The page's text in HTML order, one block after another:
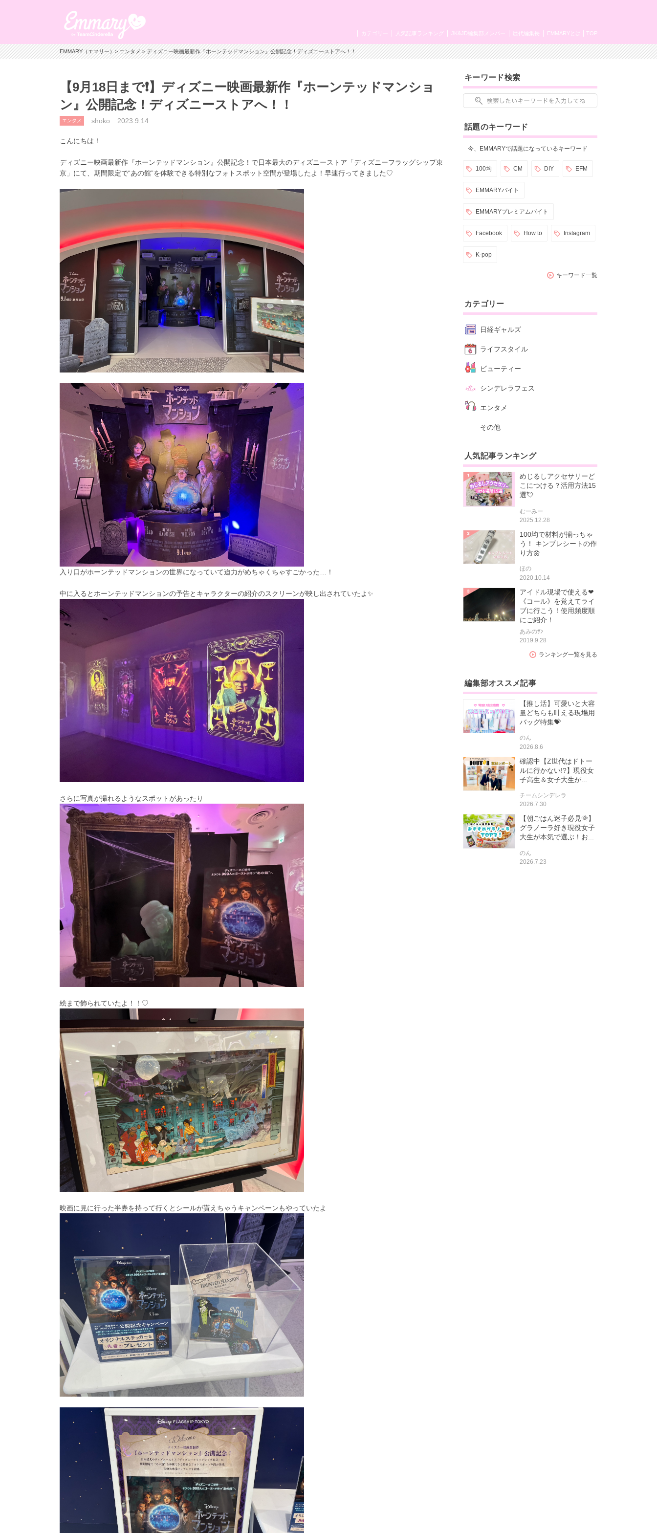
TOP
EMMARYとは
歴代編集長
JK&JD編集部メンバー
人気記事ランキング
カテゴリー
EMMARY（エマリー）>エンタメ> ディズニー映画最新作『ホーンテッドマンション』公開記念！ディズニーストアへ！！
【9月18日まで❗】ディズニー映画最新作『ホーンテッドマンショ
ン』公開記念！ディズニーストアへ！！
エンタメ shoko 2023.9.14
こんにちは！
ディズニー映画最新作『ホーンテッドマンション』公開記念！で日本最大のディズニーストア「ディズニーフラッグシップ東
京」にて、期間限定で“あの館”を体験できる特別なフォトスポット空間が登場したよ！早速行ってきました♡
入り口がホーンテッドマンションの世界になっていて迫力がめちゃくちゃすごかった…！
中に入るとホーンテッドマンションの予告とキャラクターの紹介のスクリーンが映し出されていたよ✨
さらに写真が撮れるようなスポットがあったり
絵まで飾られていたよ！！♡
映画に見に行った半券を持って行くとシールが貰えちゃうキャンペーンもやっていたよ
キーワード検索
話題のキーワード
今、EMMARYで話題になっているキーワード
100均 CM DIY EFM
EMMARYバイト
EMMARYプレミアムバイト
Facebook How to Instagram
K-pop
キーワード一覧
カテゴリー
日経ギャルズ
ライフスタイル
ビューティー
シンデレラフェス
エンタメ
その他
人気記事ランキング
めじるしアクセサリーど
こにつける？活用方法15
選💘
むーみー
2025.12.28
100均で材料が揃っちゃ
う！ キンブレシートの作
り方🌼
ほの
2020.10.14
アイドル現場で使える❤
《コール》を覚えてライ
ブに行こう！使用頻度順
にご紹介！
あみのｻﾝ
2019.9.28
ランキング一覧を見る
編集部オススメ記事
【推し活】可愛いと大容
量どちらも叶える現場用
バッグ特集💝
のん
2026.8.6
確認中【Z世代はドトー
ルに行かない!?】現役女
子高生＆女子大生が...
チームシンデレラ
2026.7.30
【朝ごはん迷子必見🌞】
グラノーラ好き現役女子
大生が本気で選ぶ！お...
のん
2026.7.23